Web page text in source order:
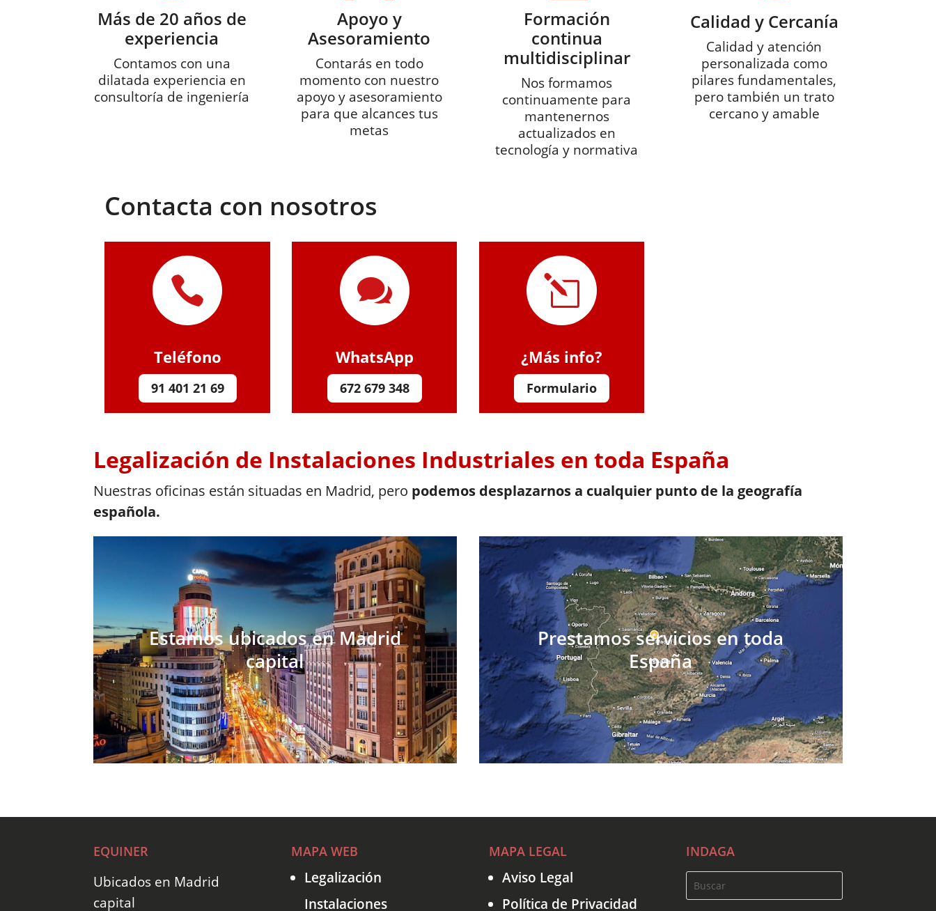
Más de 20 años de
experiencia
Contamos con una
dilatada experiencia en
consultoría de ingeniería
Apoyo y
Asesoramiento
Contarás en todo
momento con nuestro
apoyo y asesoramiento
para que alcances tus
metas
Formación
continua
multidisciplinar
Nos formamos
continuamente para
mantenernos
actualizados en
tecnología y normativa
Calidad y Cercanía
Calidad y atención
personalizada como
pilares fundamentales,
pero también un trato
cercano y amable
Contacta con nosotros

Teléfono
91 401 21 69

WhatsApp
672 679 348
l
¿Más info?
Formulario
Legalización de Instalaciones Industriales en toda España
Nuestras oficinas están situadas en Madrid, pero podemos desplazarnos a cualquier punto de la geografía
española.
Estamos ubicados en Madrid
capital
Prestamos servicios en toda
España
EQUINER
Ubicados en Madrid
capital
MAPA WEB
Legalización
Instalaciones
MAPA LEGAL
Aviso Legal
Política de Privacidad
INDAGA